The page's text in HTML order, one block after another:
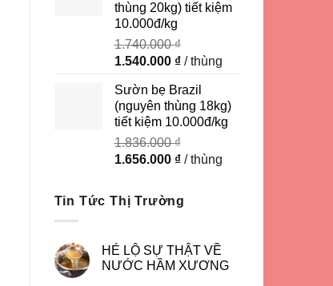
thùng 20kg) tiết kiệm
10.000đ/kg
1.740.000₫
Giá
là:
1.740.000 ₫.
1.540.000 ₫Giá
tại
là:
1.540.000 ₫.
/ thùng
Sườn bẹ Brazil
(nguyên thùng 18kg)
tiết kiệm 10.000đ/kg
1.836.000₫
Giá
1.836.000 ₫.
1.656.000 ₫Giá
là:
/ thùng
Tin Tức Thị Trường
HÉ LỘ SỰ THẬT VỀ
NƯỚC HẦM XƯƠNG